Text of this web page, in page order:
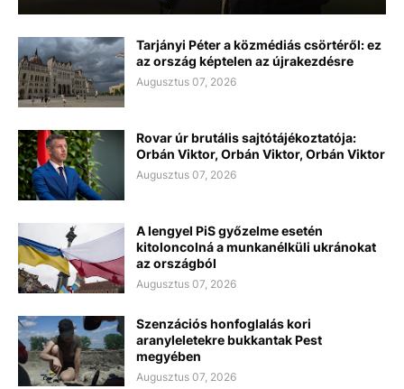
Tarjányi Péter a közmédiás csörtéről: ez
az ország képtelen az újrakezdésre
Augusztus 07, 2026
Rovar úr brutális sajtótájékoztatója:
Orbán Viktor, Orbán Viktor, Orbán Viktor
Augusztus 07, 2026
A lengyel PiS győzelme esetén
kitoloncolná a munkanélküli ukránokat
az országból
Augusztus 07, 2026
Szenzációs honfoglalás kori
aranyleletekre bukkantak Pest
megyében
Augusztus 07, 2026